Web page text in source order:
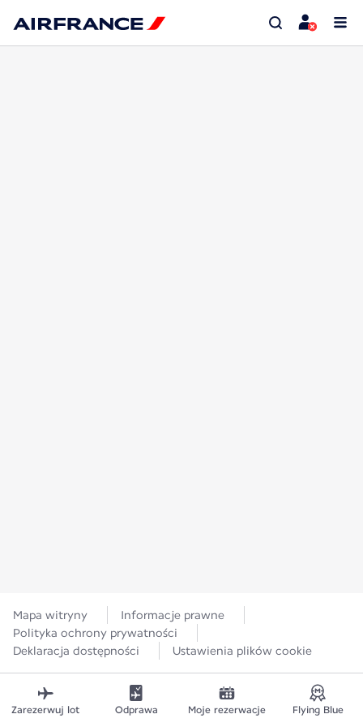
Mapa witryny
Informacje prawne
Polityka ochrony prywatności
Deklaracja dostępności
Ustawienia plików cookie
Zarezerwuj lot Odprawa Moje rezerwacje Flying Blue